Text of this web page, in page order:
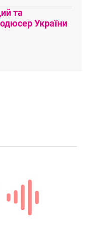
та
України